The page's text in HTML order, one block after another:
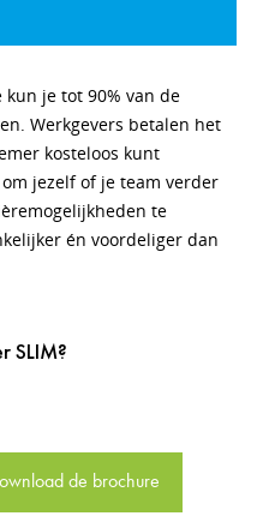
je tot 90% van de
Werkgevers betalen het
kosteloos kunt
jezelf of je team verder
te
én voordeliger dan
SLIM?
de brochure